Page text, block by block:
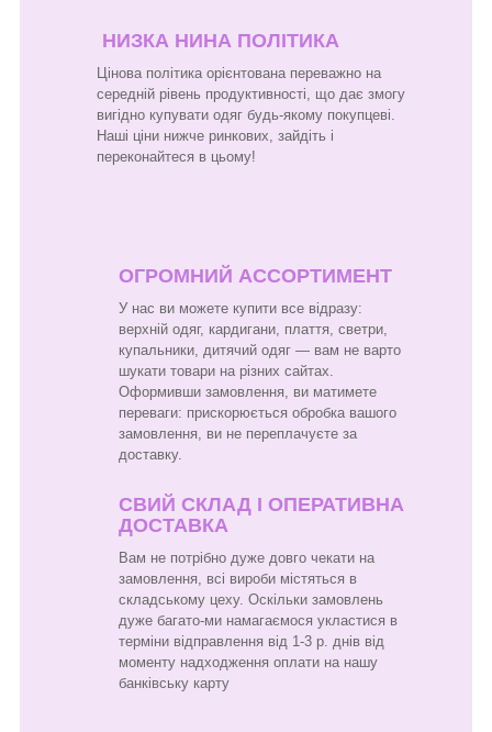
НИЗКА НИНА ПОЛІТИКА
Цінова політика орієнтована переважно на
середній рівень продуктивності, що дає змогу
вигідно купувати одяг будь-якому покупцеві.
Наші ціни нижче ринкових, зайдіть і
переконайтеся в цьому!
ОГРОМНИЙ АССОРТИМЕНТ
У нас ви можете купити все відразу:
верхній одяг, кардигани, плаття, светри,
купальники, дитячий одяг — вам не варто
шукати товари на різних сайтах.
Оформивши замовлення, ви матимете
переваги: прискорюється обробка вашого
замовлення, ви не переплачуєте за
доставку.
СВИЙ СКЛАД І ОПЕРАТИВНА
ДОСТАВКА
Вам не потрібно дуже довго чекати на
замовлення, всі вироби містяться в
складському цеху. Оскільки замовлень
дуже багато-ми намагаємося укластися в
терміни відправлення від 1-3 р. днів від
моменту надходження оплати на нашу
банківську карту